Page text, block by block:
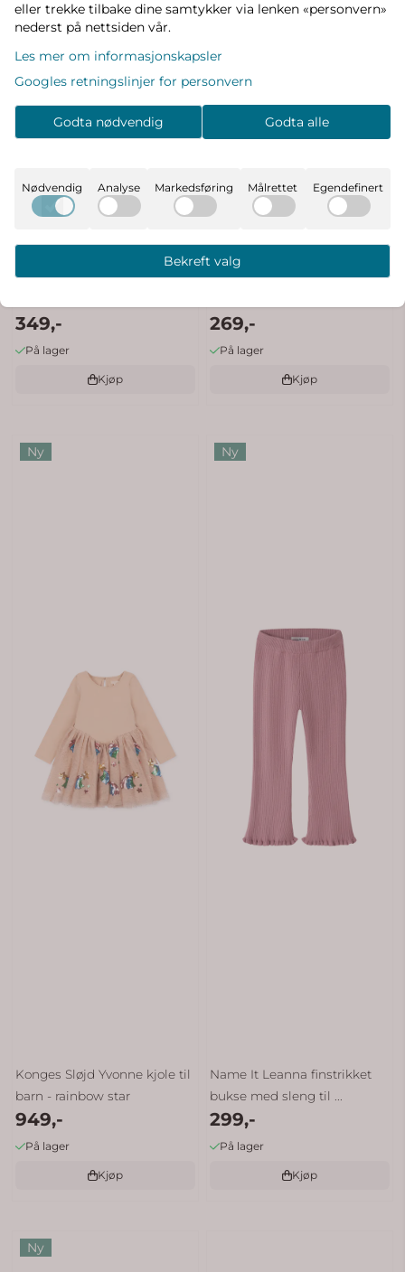
Hummel AOP Gyn tights -
349,-
På lager
Kjøp
Hummel Ruffle t-skjorte - sea
269,-
På lager
Kjøp
Ny
Konges Sløjd Yvonne kjole til
barn - rainbow star
949,-
På lager
Kjøp
Ny
Name It Leanna finstrikket
bukse med sleng til ...
299,-
På lager
Kjøp
Ny
eller trekke tilbake dine samtykker via lenken «personvern»
nederst på nettsiden vår.
Les mer om informasjonskapsler
Googles retningslinjer for personvern
Godta nødvendig Godta alle
Nødvendig Analyse Markedsføring Målrettet Egendefinert
Bekreft valg